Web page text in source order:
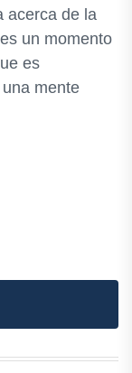
acerca de la
un momento
es
mente